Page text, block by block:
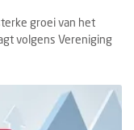
groei van het
volgens Vereniging